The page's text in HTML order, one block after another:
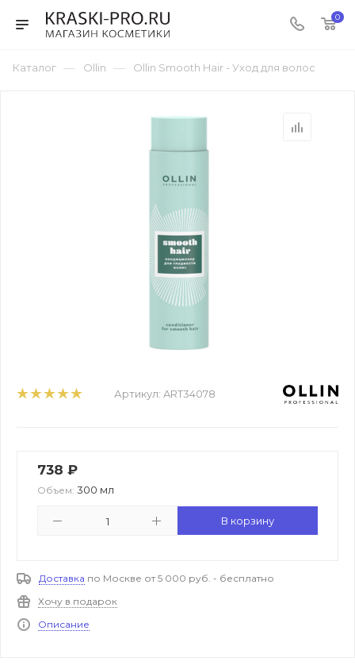
0
Каталог — Ollin — Ollin Smooth Hair - Уход для волос
Артикул: ART34078
738 ₽
Объем: 300 мл
В корзину
Доставка по Москве от 5 000 руб. - бесплатно
Хочу в подарок
Описание